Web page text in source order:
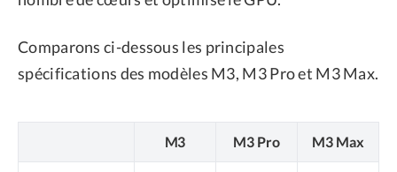
Comparons ci-dessous les principales
spécifications des modèles M3, M3 Pro et M3 Max.
M3 M3 Pro M3 Max